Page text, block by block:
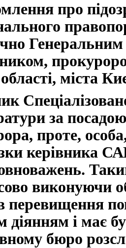
про
міста
за
проте,
керівника
виконуючи
перевищення
діянням і має
бюро